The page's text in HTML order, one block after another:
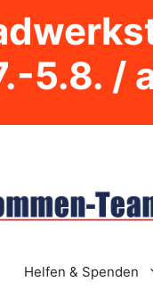
5.8. /
Helfen & Spenden